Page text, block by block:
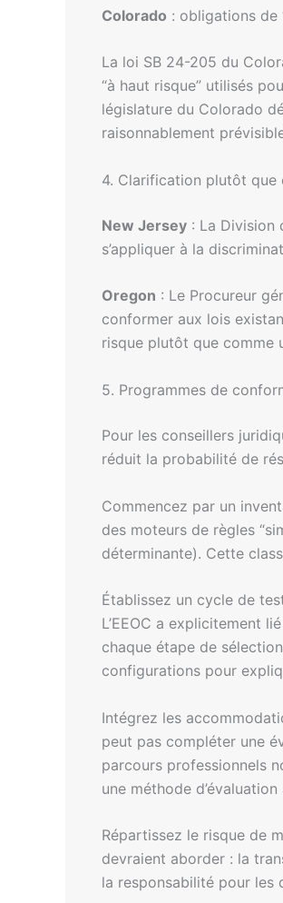
Colorado : obligations de
La loi SB 24-205 du
“à haut risque” utilisés
législature du Colorado
raisonnablement
4. Clarification plutôt que
New Jersey : La Division
s’appliquer à la
Oregon : Le Procureur
conformer aux lois
risque plutôt que comme
5. Programmes de
Pour les conseillers
réduit la probabilité de
Commencez par un
des moteurs de règles
déterminante). Cette
Établissez un cycle de
L’EEOC a explicitement
chaque étape de
configurations pour
Intégrez les
peut pas compléter une
parcours professionnels
une méthode
Répartissez le risque de
devraient aborder : la
la responsabilité pour les